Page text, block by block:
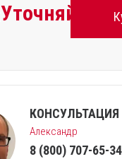
Уточняйте
КОНСУЛЬТАЦИЯ
Александр
8 (800) 707-65-34